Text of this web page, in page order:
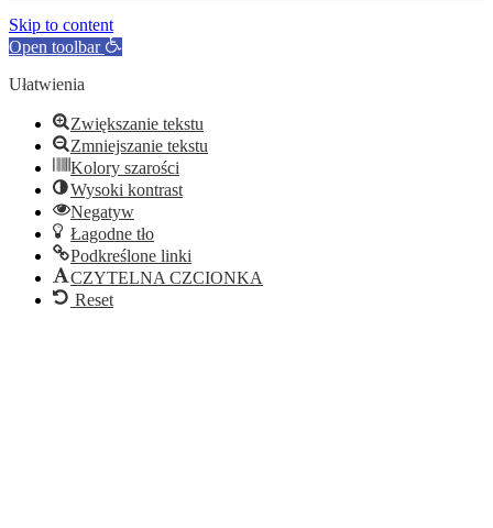
Skip to content
Open toolbar
Ułatwienia
Zwiększanie tekstu
Zmniejszanie tekstu
Kolory szarości
Wysoki kontrast
Negatyw
Łagodne tło
Podkreślone linki
CZYTELNA CZCIONKA
Reset